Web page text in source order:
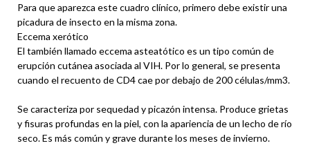
Para que aparezca este cuadro clínico, primero debe existir una
picadura de insecto en la misma zona.
Eccema xerótico
El también llamado eccema asteatótico es un tipo común de
erupción cutánea asociada al VIH. Por lo general, se presenta
cuando el recuento de CD4 cae por debajo de 200 células/mm3.
Se caracteriza por sequedad y picazón intensa. Produce grietas
y fisuras profundas en la piel, con la apariencia de un lecho de río
seco. Es más común y grave durante los meses de invierno.